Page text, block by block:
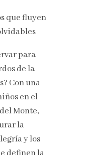
que fluyen
para
de la
Con una
en el
Monte,
la
y los